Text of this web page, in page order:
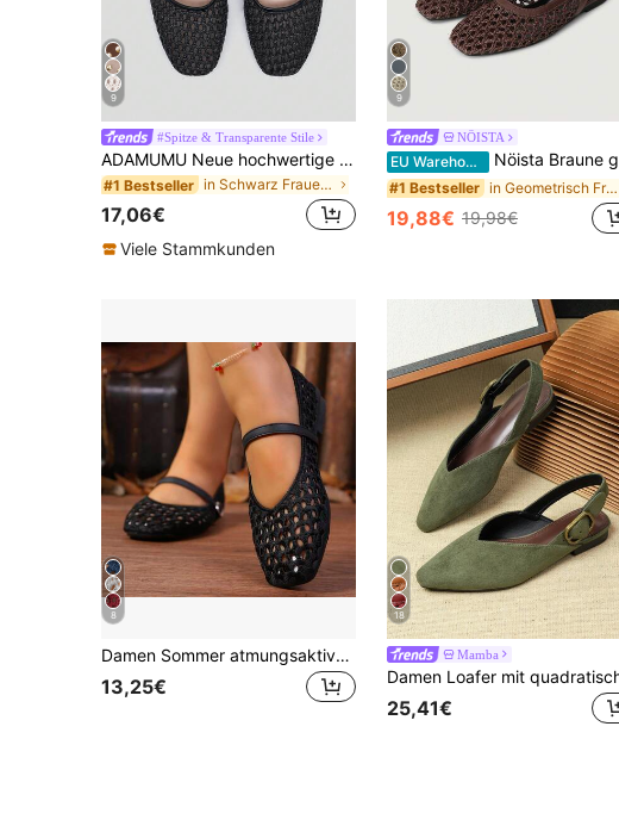
9
#Spitze & Transparente Stile
ADAMUMU Neue hochwertige Damen-Mode bequeme Raffia-gewebte flache Schuhe, süß für den täglichen Gebrauch, Frühling/Sommer Urlaub, Vacationcore
#1 Bestseller in Schwarz Frauen Wohnungen
17,06€
Viele Stammkunden
9
NÖISTA
EU Warehouse Nöista Braune gewebte Kreuz-Riemen Sandalen, entworfen mit zarten Mesh-Oberflächen und verstellbaren Riemen, atmungsaktiv und bequem, Retro-Stil für Frühjahrsausflüge und Sommerbankettanlässe
#1 Bestseller in Geometrisch Frauen Wohnungen
19,88€ 19,98€
8
Damen Sommer atmungsaktive Cut Out Häkelkunst ovale Ösenmuster quadratische Zehenkappe Einzelriemen Schnalle flache Mary Jane Schuhe französischer Pendler Alltag Schwarz Polyester Stoff lässige niedrige Schuhe
13,25€
18
Mamba
25,41€